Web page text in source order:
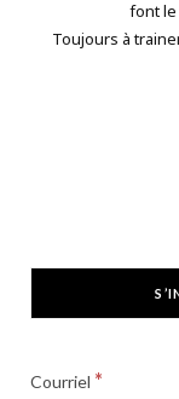
font
Toujours à
Courriel *